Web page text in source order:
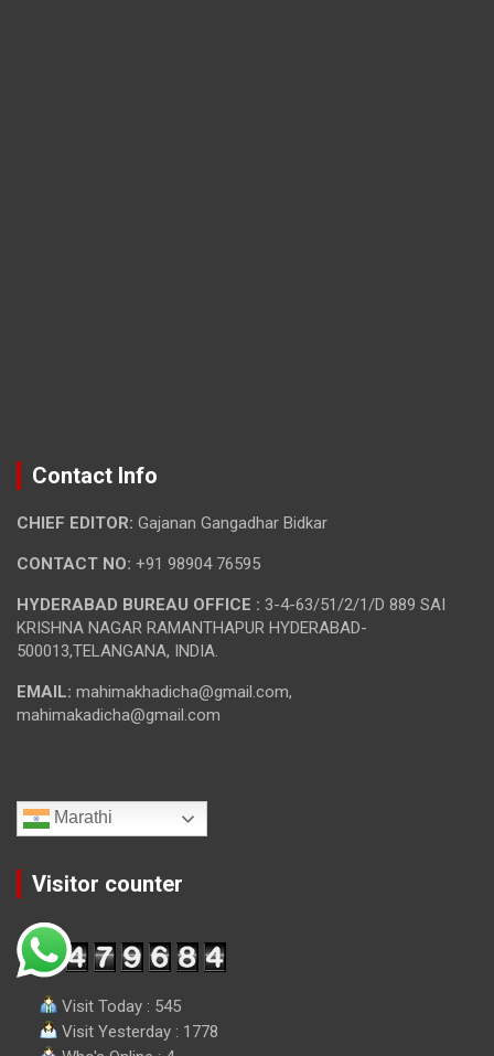
Contact Info
CHIEF EDITOR: Gajanan Gangadhar Bidkar
CONTACT NO: +91 98904 76595
HYDERABAD BUREAU OFFICE : 3-4-63/51/2/1/D 889 SAI
KRISHNA NAGAR RAMANTHAPUR HYDERABAD-
500013,TELANGANA, INDIA.
EMAIL: mahimakhadicha@gmail.com,
mahimakadicha@gmail.com
Marathi
Visitor counter
Visit Today : 545
Visit Yesterday : 1778